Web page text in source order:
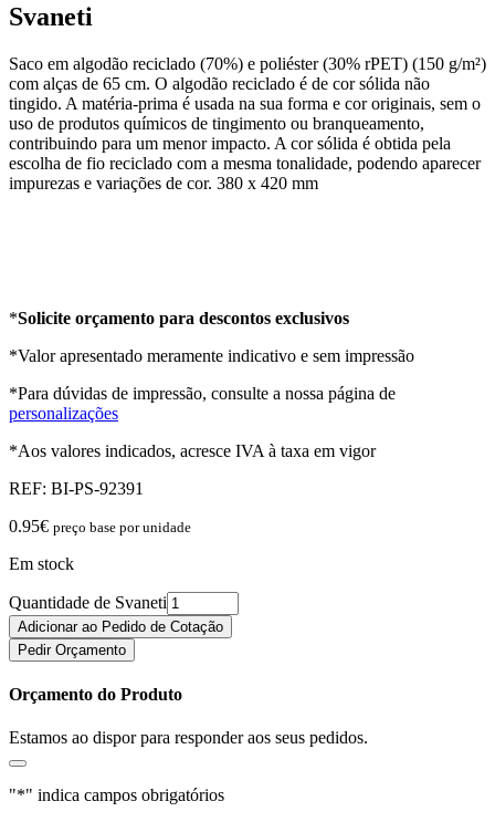
Svaneti
Saco em algodão reciclado (70%) e poliéster (30% rPET) (150 g/m²)
com alças de 65 cm. O algodão reciclado é de cor sólida não
tingido. A matéria-prima é usada na sua forma e cor originais, sem o
uso de produtos químicos de tingimento ou branqueamento,
contribuindo para um menor impacto. A cor sólida é obtida pela
escolha de fio reciclado com a mesma tonalidade, podendo aparecer
impurezas e variações de cor. 380 x 420 mm
*Solicite orçamento para descontos exclusivos
*Valor apresentado meramente indicativo e sem impressão
*Para dúvidas de impressão, consulte a nossa página de
personalizações
*Aos valores indicados, acresce IVA à taxa em vigor
REF: BI-PS-92391
0.95€ preço base por unidade
Em stock
Quantidade de Svaneti
Adicionar ao Pedido de Cotação
Pedir Orçamento
Orçamento do Produto
Estamos ao dispor para responder aos seus pedidos.
"*" indica campos obrigatórios